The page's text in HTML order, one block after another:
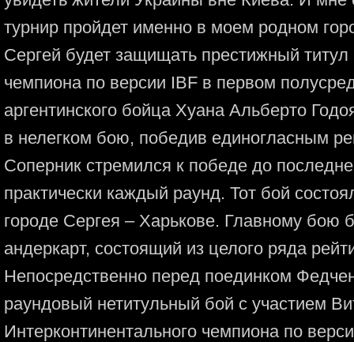
турнир пройдет именно в моем родном
Сергей будет защищать престижный титул
чемпиона по версии IBF в первом
аргентинского бойца Хуана Альберто
в нелегком бою, победив единогласным
Соперник стремился к победе до
практически каждый раунд. Тот бой
городе Сергея – Харькове. Главному бою
андеркарт, состоящий из целого ряда
Непосредственно перед поединком
раундовый нетитульный бой с участием
Интерконтинентального чемпиона по